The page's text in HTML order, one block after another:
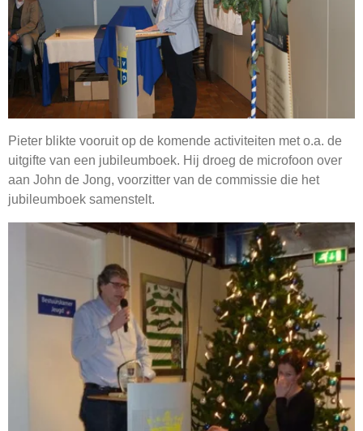
Pieter blikte vooruit op de komende activiteiten met o.a. de
uitgifte van een jubileumboek. Hij droeg de microfoon over
aan John de Jong, voorzitter van de commissie die het
jubileumboek samenstelt.